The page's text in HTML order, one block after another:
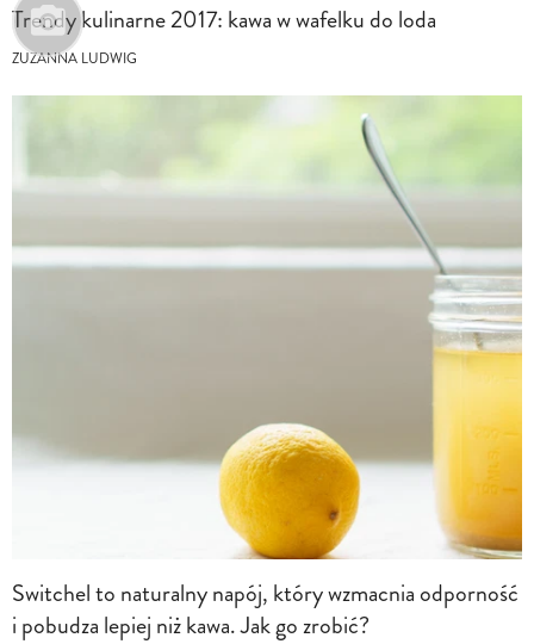
Trendy kulinarne 2017: kawa w wafelku do loda
ZUZANNA LUDWIG
Switchel to naturalny napój, który wzmacnia odporność
i pobudza lepiej niż kawa. Jak go zrobić?